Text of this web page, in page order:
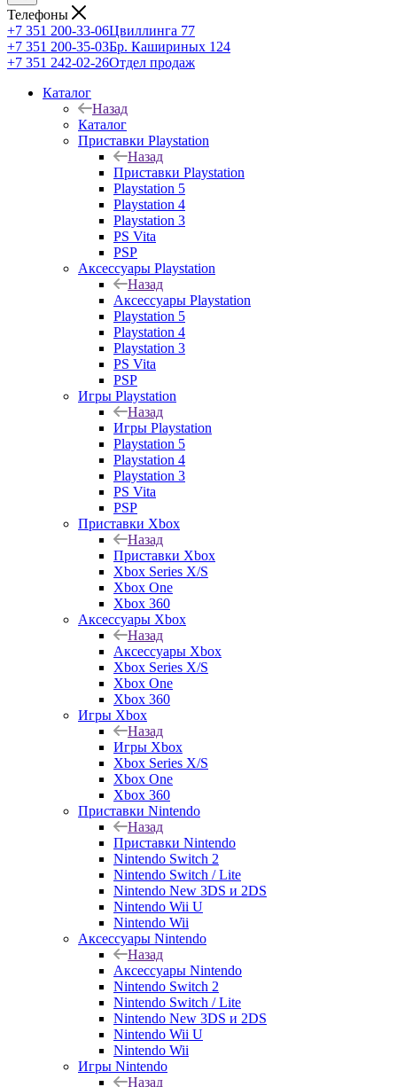
Телефоны
+7 351 200-33-06Цвиллинга 77
+7 351 200-35-03Бр. Кашириных 124
+7 351 242-02-26Отдел продаж
Каталог
Назад
Каталог
Приставки Playstation
Назад
Приставки Playstation
Playstation 5
Playstation 4
Playstation 3
PS Vita
PSP
Аксессуары Playstation
Назад
Аксессуары Playstation
Playstation 5
Playstation 4
Playstation 3
PS Vita
PSP
Игры Playstation
Назад
Игры Playstation
Playstation 5
Playstation 4
Playstation 3
PS Vita
PSP
Приставки Xbox
Назад
Приставки Xbox
Xbox Series X/S
Xbox One
Xbox 360
Аксессуары Xbox
Назад
Аксессуары Xbox
Xbox Series X/S
Xbox One
Xbox 360
Игры Xbox
Назад
Игры Xbox
Xbox Series X/S
Xbox One
Xbox 360
Приставки Nintendo
Назад
Приставки Nintendo
Nintendo Switch 2
Nintendo Switch / Lite
Nintendo New 3DS и 2DS
Nintendo Wii U
Nintendo Wii
Аксессуары Nintendo
Назад
Аксессуары Nintendo
Nintendo Switch 2
Nintendo Switch / Lite
Nintendo New 3DS и 2DS
Nintendo Wii U
Nintendo Wii
Игры Nintendo
Назад